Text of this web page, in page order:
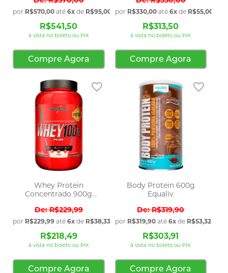
por R$570,00 até 6x de R$95,00 sem juros
R$541,50
à vista no boleto ou PIX
Compre Agora
por R$330,00até 6xde R$55,00
R$313,50
à vista no boleto ou PIX
Compre Agora
Whey Protein
Concentrado 900g
R$229,99
por R$229,99 até 6x de R$38,33 sem juros
R$218,49
à vista no boleto ou PIX
Adicionar aos favoritos
Compre Agora
Body Protein 600g
Equaliv
R$319,90
por R$319,90até 6xde R$53,32sem
R$303,91
à vista no boleto ou PIX
Compre Agora